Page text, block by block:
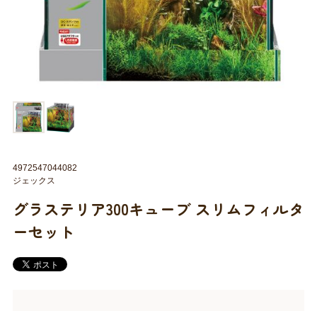
グラステリア300キューブ スリムフィルタ
ーセット
4972547044082
ジェックス